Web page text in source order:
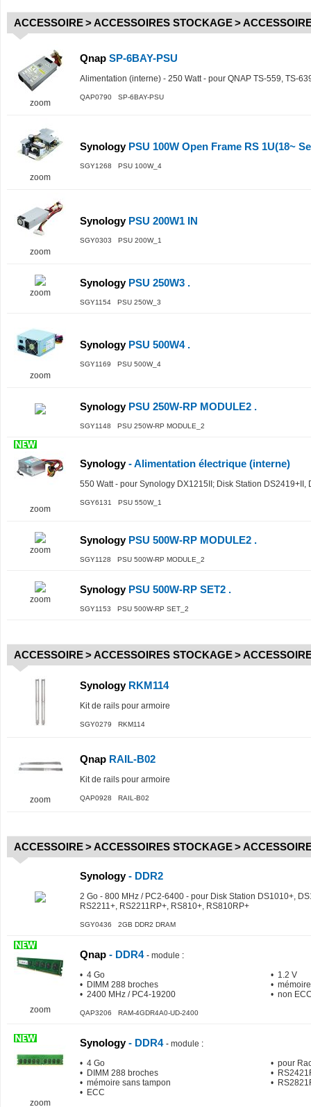
ACCESSOIRE>ACCESSOIRES STOCKAGE>
zoom
Qnap SP-6BAY-PSU
Alimentation (interne) - 250 Watt - pour QNAP TS-559, TS-
QAP0790 SP-6BAY-PSU
zoom
SynologyPSU 100W Open Frame RS 1U(18~
SGY1268 PSU 100W_4
zoom
SynologyPSU 200W1 IN
SGY0303 PSU 200W_1
zoom
SynologyPSU 250W3 .
SGY1154 PSU 250W_3
zoom
SynologyPSU 500W4 .
SGY1169 PSU 500W_4
SynologyPSU 250W-RP MODULE2 .
SGY1148 PSU 250W-RP MODULE_2
zoom
Synology- Alimentation électrique (interne)
550 Watt - pour Synology DX1215II; Disk Station DS2419+II,
SGY6131 PSU 550W_1
zoom
SynologyPSU 500W-RP MODULE2 .
SGY1128 PSU 500W-RP MODULE_2
zoom
SynologyPSU 500W-RP SET2 .
SGY1153 PSU 500W-RP SET_2
ACCESSOIRE>ACCESSOIRES STOCKAGE>
SynologyRKM114
Kit de rails pour armoire
SGY0279 RKM114
zoom
Qnap RAIL-B02
Kit de rails pour armoire
QAP0928 RAIL-B02
ACCESSOIRE>ACCESSOIRES STOCKAGE>
Synology- DDR2
2 Go - 800 MHz / PC2-6400 - pour Disk Station DS1010+,
RS2211+, RS2211RP+, RS810+, RS810RP+
SGY0436 2GB DDR2 DRAM
zoom
Qnap - DDR4 - module :
• 4 Go
• DIMM 288 broches
• 2400 MHz / PC4-19200
• 1.2 V
•
• non
QAP3206 RAM-4GDR4A0-UD-2400
zoom
Synology- DDR4 - module :
• 4 Go
• DIMM 288 broches
• mémoire sans tampon
• ECC
• pour
•
•